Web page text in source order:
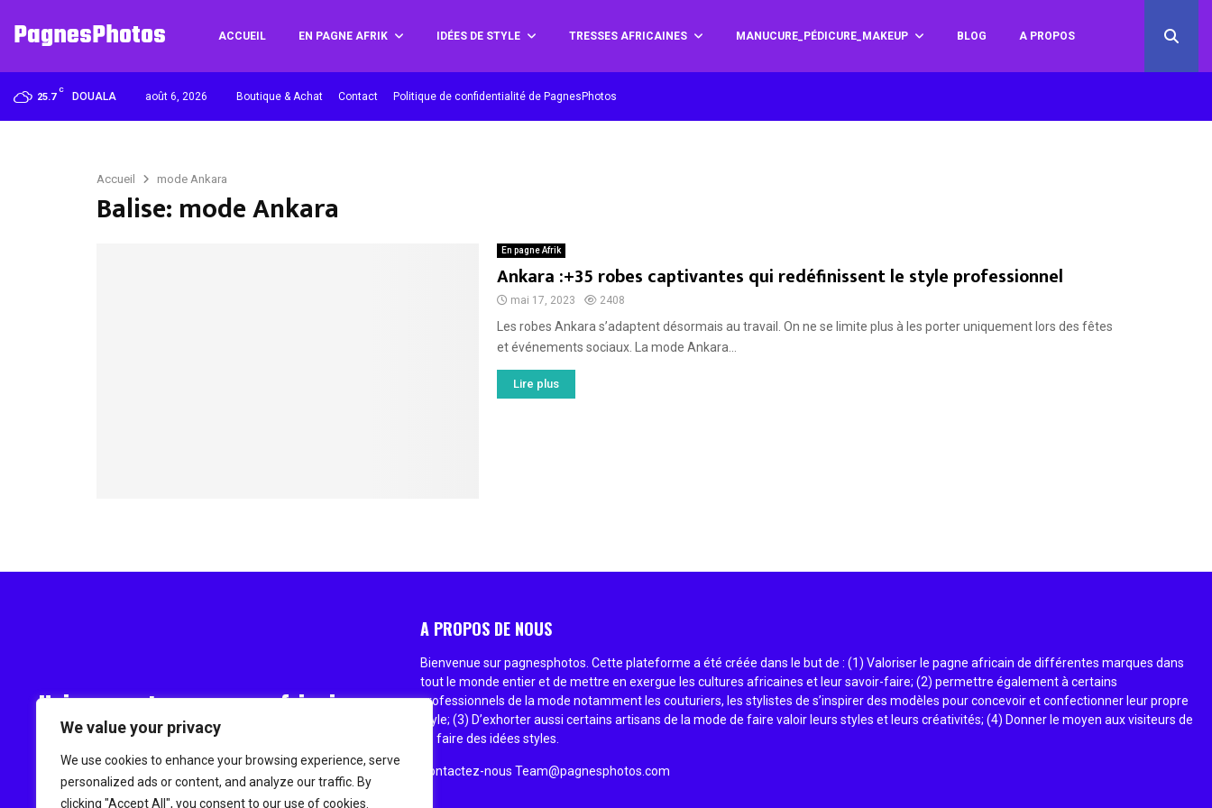
We value your privacy
We use cookies to enhance your browsing experience, serve
personalized ads or content, and analyze our traffic. By
clicking "Accept All", you consent to our use of cookies.
PagnesPhotos ACCUEIL EN PAGNE AFRIK IDÉES DE STYLE TRESSES AFRICAINES MANUCURE_PÉDICURE_MAKEUP BLOG A PROPOS
25.7
C
DOUALA août 6, 2026 Boutique & Achat Contact Politique de confidentialité de PagnesPhotos
Accueil mode Ankara
Balise: mode Ankara
En pagne Afrik
Ankara :+35 robes captivantes qui redéfinissent le style professionnel
mai 17, 2023 2408
Les robes Ankara s’adaptent désormais au travail. On ne se limite plus à les porter uniquement lors des fêtes
et événements sociaux. La mode Ankara...
Lire plus
Uniquement en pagnes africains
A PROPOS DE NOUS
Bienvenue sur pagnesphotos. Cette plateforme a été créée dans le but de : (1) Valoriser le pagne africain de différentes marques dans
tout le monde entier et de mettre en exergue les cultures africaines et leur savoir-faire; (2) permettre également à certains
professionnels de la mode notamment les couturiers, les stylistes de s’inspirer des modèles pour concevoir et confectionner leur propre
style; (3) D’exhorter aussi certains artisans de la mode de faire valoir leurs styles et leurs créativités; (4) Donner le moyen aux visiteurs de
se faire des idées styles.
Contactez-nousTeam@pagnesphotos.com